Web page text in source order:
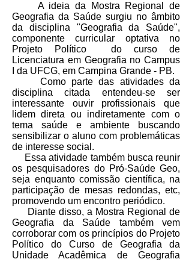
A ideia da Mostra Regional de
Geografia da Saúde surgiu no âmbito
da disciplina "Geografia da Saúde",
componente curricular optativa no
Projeto Político do curso de
Licenciatura em Geografia no Campus
I da UFCG, em Campina Grande - PB.
Como parte das atividades da
disciplina citada entendeu-se ser
interessante ouvir profissionais que
lidem direta ou indiretamente com o
tema saúde e ambiente buscando
sensibilizar o aluno com problemáticas
de interesse social.
Essa atividade também busca reunir
os pesquisadores do Pró-Saúde Geo,
seja enquanto comissão científica, na
participação de mesas redondas, etc,
promovendo um encontro periódico.
Diante disso, a Mostra Regional de
Geografia da Saúde também vem
corroborar com os princípios do Projeto
Político do Curso de Geografia da
Unidade Acadêmica de Geografia